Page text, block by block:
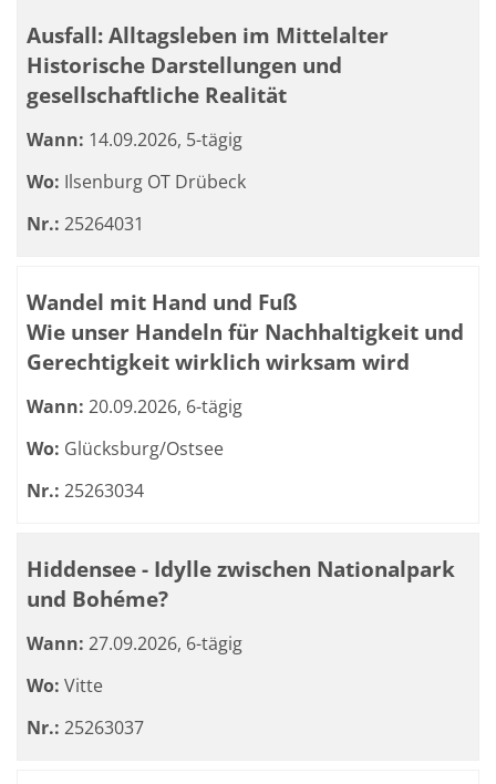
Ausfall: Alltagsleben im Mittelalter
Historische Darstellungen und
gesellschaftliche Realität
Wann: 14.09.2026, 5-tägig
Wo: Ilsenburg OT Drübeck
Nr.: 25264031
Wandel mit Hand und Fuß
Wie unser Handeln für Nachhaltigkeit und
Gerechtigkeit wirklich wirksam wird
Wann: 20.09.2026, 6-tägig
Wo: Glücksburg/Ostsee
Nr.: 25263034
Hiddensee - Idylle zwischen Nationalpark
und Bohéme?
Wann: 27.09.2026, 6-tägig
Wo: Vitte
Nr.: 25263037